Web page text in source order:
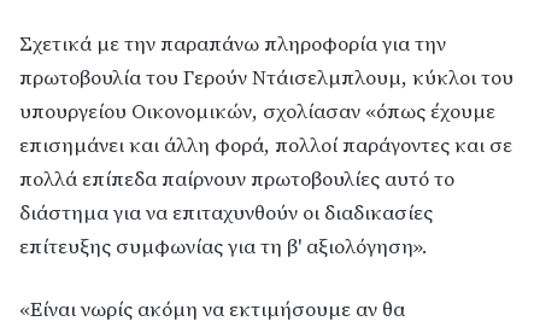
Σχετικά με την παραπάνω πληροφορία για την
πρωτοβουλία του Γερούν Ντάισελμπλουμ, κύκλοι του
υπουργείου Οικονομικών, σχολίασαν «όπως έχουμε
επισημάνει και άλλη φορά, πολλοί παράγοντες και σε
πολλά επίπεδα παίρνουν πρωτοβουλίες αυτό το
διάστημα για να επιταχυνθούν οι διαδικασίες
επίτευξης συμφωνίας για τη β' αξιολόγηση».
«Είναι νωρίς ακόμη να εκτιμήσουμε αν θα